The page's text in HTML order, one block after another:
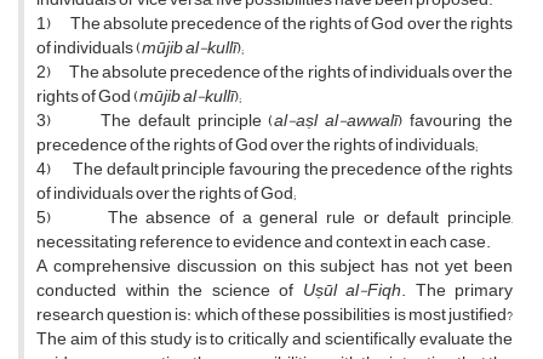
1) The absolute precedence of the rights of God over the rights
of individuals (mūjib al-kullī);
2) The absolute precedence of the rights of individuals over the
rights of God (mūjib al-kullī);
3) The default principle (al-aṣl al-awwalī) favouring the
precedence of the rights of God over the rights of individuals;
4) The default principle favouring the precedence of the rights
of individuals over the rights of God;
5) The absence of a general rule or default principle,
necessitating reference to evidence and context in each case.
A comprehensive discussion on this subject has not yet been
conducted within the science of Uṣūl al-Fiqh. The primary
research question is: which of these possibilities is most justified?
The aim of this study is to critically and scientifically evaluate the